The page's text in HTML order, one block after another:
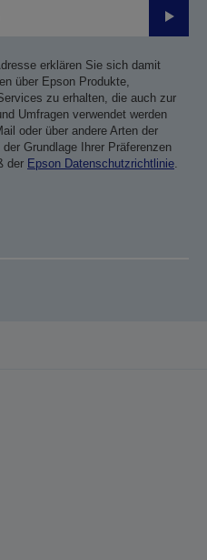
erklären Sie sich damit
über Epson Produkte,
zu erhalten, die auch zur
Umfragen verwendet werden
oder über andere Arten der
Grundlage Ihrer Präferenzen
der Epson Datenschutzrichtlinie.